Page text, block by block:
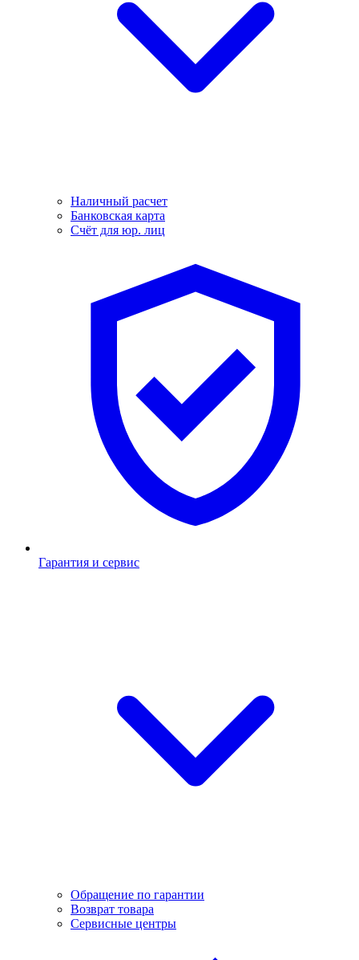
Наличный расчет
Банковская карта
Счёт для юр. лиц
Гарантия и сервис
Обращение по гарантии
Возврат товара
Сервисные центры